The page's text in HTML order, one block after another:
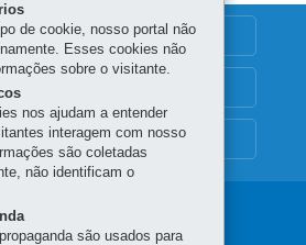
de cookie, nosso portal não
Esses cookies não
sobre o visitante.
nos ajudam a entender
interagem com nosso
são coletadas
não identificam o
são usados para